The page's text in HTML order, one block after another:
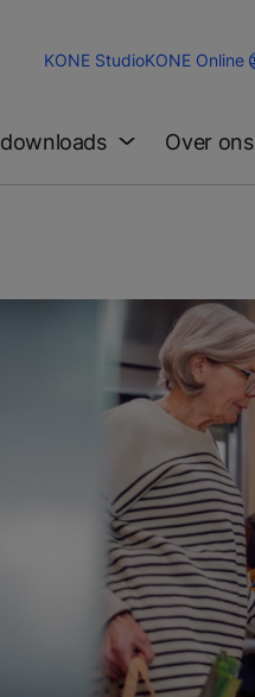
KONE StudioKONE Online
Over ons